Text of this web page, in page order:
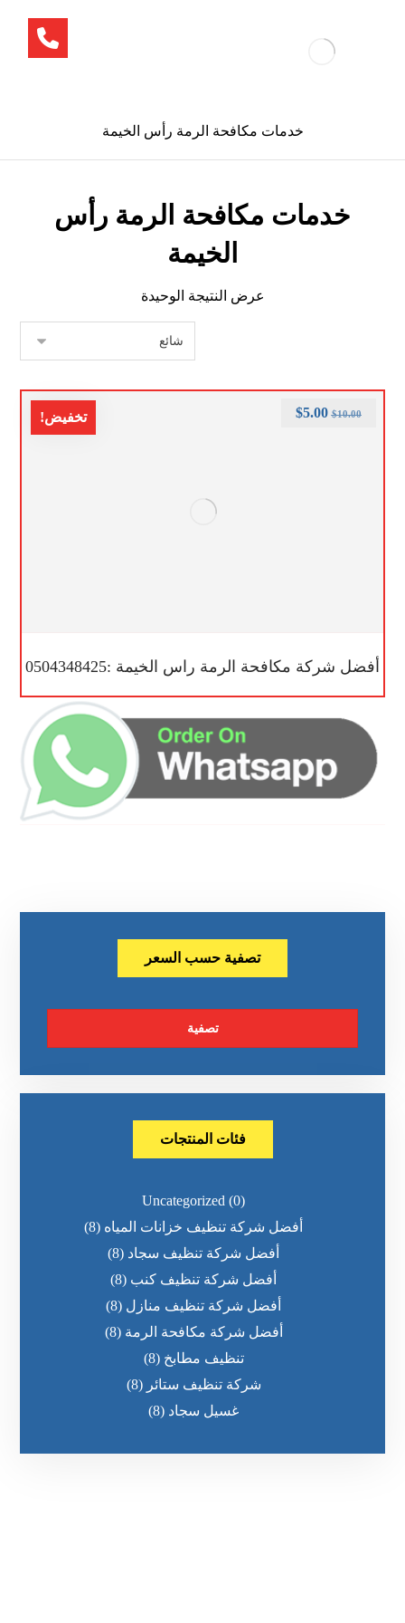
خدمات مكافحة الرمة رأس الخيمة
خدمات مكافحة الرمة رأس
الخيمة
عرض النتيجة الوحيدة
تخفيض!
أفضل شركة مكافحة الرمة راس الخيمة :0504348425
$10.00
$5.00
تصفية حسب السعر
تصفية
فئات المنتجات
Uncategorized (0)
أفضل شركة تنظيف خزانات المياه (8)
أفضل شركة تنظيف سجاد (8)
أفضل شركة تنظيف كنب (8)
أفضل شركة تنظيف منازل (8)
أفضل شركة مكافحة الرمة (8)
تنظيف مطابخ (8)
شركة تنظيف ستائر (8)
غسيل سجاد (8)